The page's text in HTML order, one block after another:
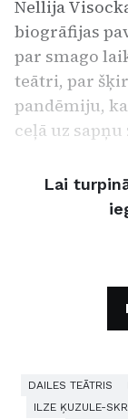
Nellija
biogrāfijas
par smago
teātri, par
pandēmiju,
ceļā uz
Lai
DAILES TEĀTRIS
ILZE ĶUZULE-